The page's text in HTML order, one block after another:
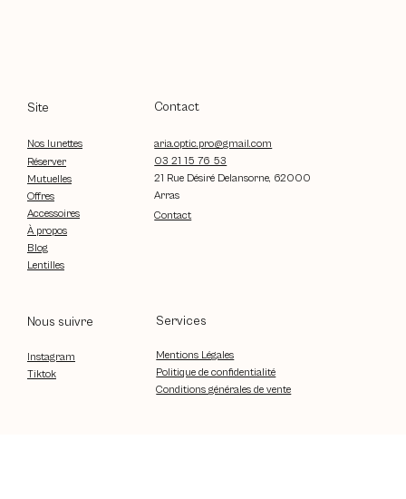
Site
Nos lunettes
Réserver
Mutuelles
Offres
Accessoires
À propos
Blog
Lentilles
Contact
Contact
aria.optic.pro@gmail.com
03 21 15 76 53
21 Rue Désiré Delansorne, 62000
Arras
Nous suivre
Instagram
Tiktok
Services
Mentions Légales
Politique de confidentialité
Conditions générales de vente